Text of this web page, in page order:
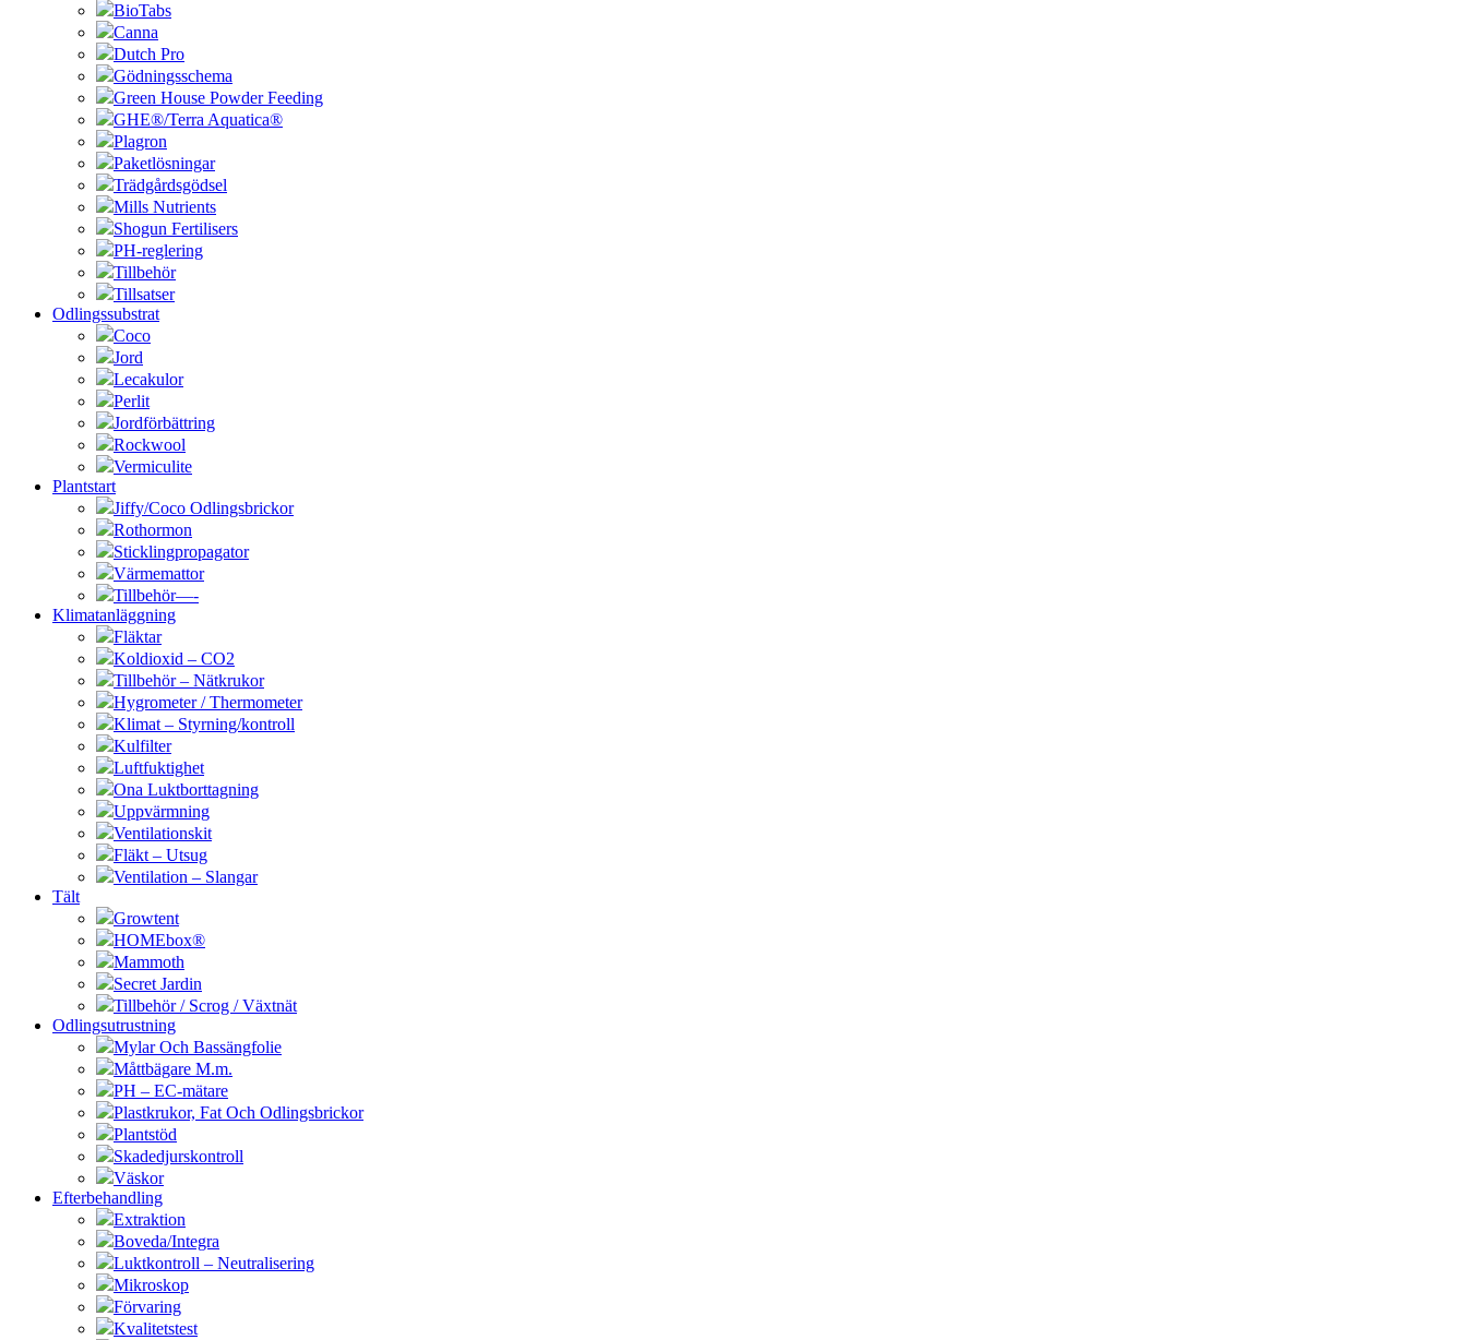
BioTabs
Canna
Dutch Pro
Gödningsschema
Green House Powder Feeding
GHE®/Terra Aquatica®
Plagron
Paketlösningar
Trädgårdsgödsel
Mills Nutrients
Shogun Fertilisers
PH-reglering
Tillbehör
Tillsatser
Odlingssubstrat
Coco
Jord
Lecakulor
Perlit
Jordförbättring
Rockwool
Vermiculite
Plantstart
Jiffy/Coco Odlingsbrickor
Rothormon
Sticklingpropagator
Värmemattor
Tillbehör—-
Klimatanläggning
Fläktar
Koldioxid – CO2
Tillbehör – Nätkrukor
Hygrometer / Thermometer
Klimat – Styrning/kontroll
Kulfilter
Luftfuktighet
Ona Luktborttagning
Uppvärmning
Ventilationskit
Fläkt – Utsug
Ventilation – Slangar
Tält
Growtent
HOMEbox®
Mammoth
Secret Jardin
Tillbehör / Scrog / Växtnät
Odlingsutrustning
Mylar Och Bassängfolie
Måttbägare M.m.
PH – EC-mätare
Plastkrukor, Fat Och Odlingsbrickor
Plantstöd
Skadedjurskontroll
Väskor
Efterbehandling
Extraktion
Boveda/Integra
Luktkontroll – Neutralisering
Mikroskop
Förvaring
Kvalitetstest